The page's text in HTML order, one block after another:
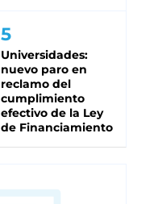
Universidades:
nuevo paro en
reclamo del
cumplimiento
efectivo de la Ley
de Financiamiento